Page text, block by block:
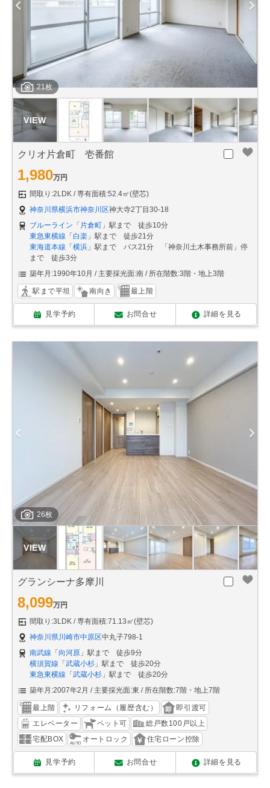
21枚
クリオ片倉町 壱番館
1,980万円
間取り:2LDK
専有面積:52.4㎡(壁芯)
神奈川県横浜市神奈川区神大寺2丁目30-18
ブルーライン 「 片倉町 」駅まで 徒歩10分
東急東横線 「 白楽 」駅まで 徒歩21分
東海道本線 「 横浜 」駅まで バス21分 「神奈川土木事務所前」停
まで 徒歩3分
築年月:1990年10月
主要採光面:南 所在階数:3階・地上3階
駅まで平坦 南向き 最上階
見学予約 お問合せ 詳細を見る
26枚
グランシーナ多摩川
8,099万円
間取り:3LDK
専有面積:71.13㎡(壁芯)
神奈川県川崎市中原区中丸子798-1
南武線 「 向河原 」駅まで 徒歩9分
横須賀線 「 武蔵小杉 」駅まで 徒歩20分
東急東横線 「 武蔵小杉 」駅まで 徒歩20分
築年月:2007年2月
主要採光面:東 所在階数:7階・地上7階
最上階 リフォーム（履歴含む）
即引渡可
エレベーター
ペット可
総戸数100戸以上
宅配BOX
オートロック 住宅ローン控除
見学予約 お問合せ 詳細を見る